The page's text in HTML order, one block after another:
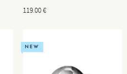
119.00€
NEW